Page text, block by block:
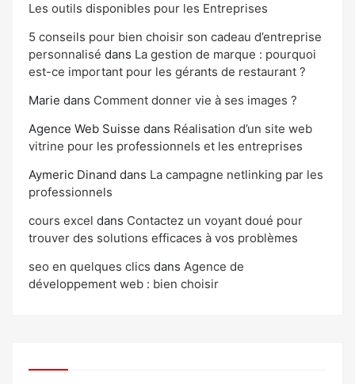
Les outils disponibles pour les Entreprises
5 conseils pour bien choisir son cadeau d’entreprise
personnalisé dans La gestion de marque : pourquoi
est-ce important pour les gérants de restaurant ?
Marie dans Comment donner vie à ses images ?
Agence Web Suisse dans Réalisation d’un site web
vitrine pour les professionnels et les entreprises
Aymeric Dinand dans La campagne netlinking par les
professionnels
cours excel dans Contactez un voyant doué pour
trouver des solutions efficaces à vos problèmes
seo en quelques clics dans Agence de
développement web : bien choisir